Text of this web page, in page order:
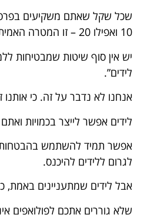
10 ואפילו 20 – זו המטרה האמיתית.
יש אין סוף שיטות שמבטיחות
לידים”.
אנחנו לא נדבר על זה. כי אותנו
לידים אפשר לייצר בכמויות
אפשר תמיד להשתמש בהבטחות
לגרום ללידים להיכנס.
אבל לידים שמתעניינים באמת,
שלא גוררים אתכם לפולואפים